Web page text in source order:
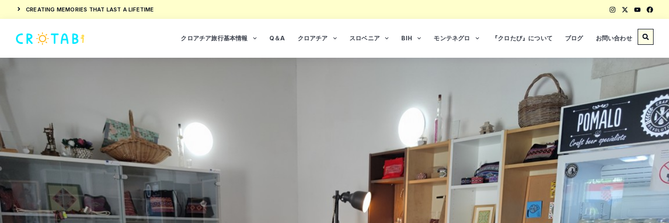
CREATING MEMORIES THAT LAST A LIFETIME
クロアチア旅行基本情報 Q＆A クロアチア スロベニア BIH モンテネグロ 『クロたび』について ブログ お問い合わせ